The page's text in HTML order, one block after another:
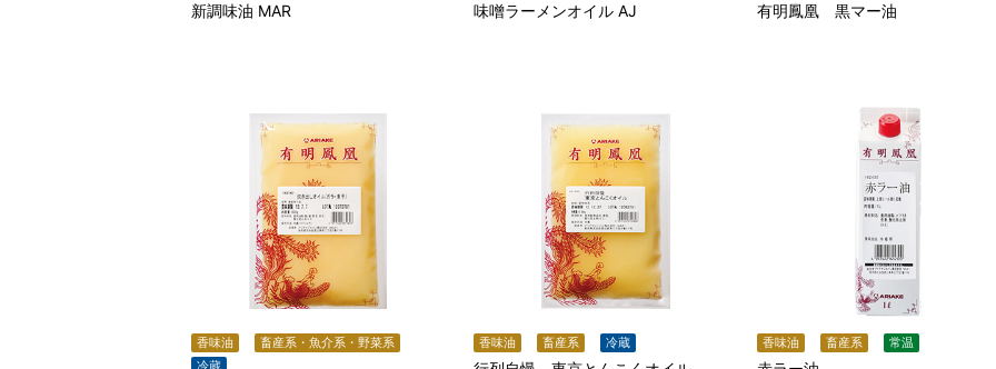
新調味油 MAR 味噌ラーメンオイル AJ 有明鳳凰 黒マー油
香味油
畜産系・魚介系・野菜系
冷蔵
香味油 畜産系 冷蔵 香味油 畜産系 常温